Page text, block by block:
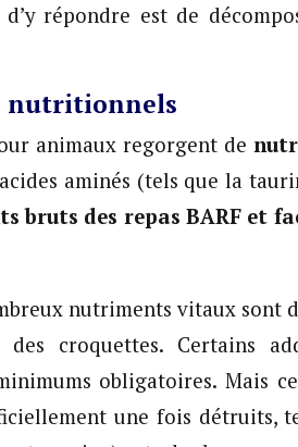
répondre est de
nutritionnels
animaux regorgent de
aminés (tels que la
bruts des repas BARF et
nutriments vitaux
des croquettes. Certains
obligatoires. Mais
une fois détruits,